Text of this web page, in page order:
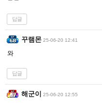
답글
꾸램몬 25-06-20 12:41
와
답글
해군이 25-06-20 12:55